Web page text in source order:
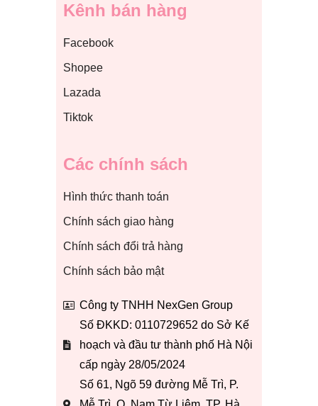
Kênh bán hàng
Facebook
Shopee
Lazada
Tiktok
Các chính sách
Hình thức thanh toán
Chính sách giao hàng
Chính sách đổi trả hàng
Chính sách bảo mật
Công ty TNHH NexGen Group
Số ĐKKD: 0110729652 do Sở Kế
hoạch và đầu tư thành phố Hà Nội
cấp ngày 28/05/2024
Số 61, Ngõ 59 đường Mễ Trì, P.